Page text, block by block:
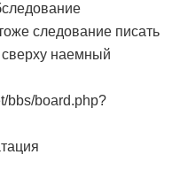
следование писать
сверху наемный
bbs/board.php?